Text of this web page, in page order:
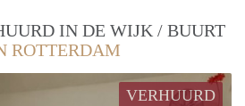
IN DE WIJK / BUURT
ROTTERDAM
VERHUURD